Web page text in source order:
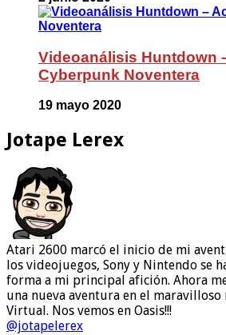
Videoanálisis Huntdown
Cyberpunk Noventera
19 mayo 2020
Jotape Lerex
Atari 2600 marcó el inicio de mi
los videojuegos, Sony y Nintendo se
forma a mi principal afición. Ahora
una nueva aventura en el
Virtual. Nos vemos en Oasis!!!
@jotapelerex